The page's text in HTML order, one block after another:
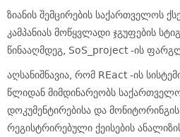
ზიანის შემცირების საქართველოს
კამპანიას მოწყვლადი ჯგუფების
წინააღმდეგ, SoS_project -ის
აღსანიშნავია, რომ REact -ის
წლიდან მიმდინარეობს
დოკუმენტირებისა და მონიტორინგის
რეგისტრირებული ქეისების